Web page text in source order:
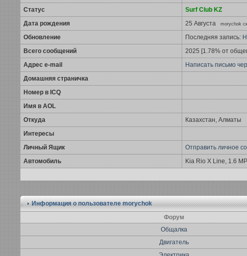
Статус
Surf Club KZ
Дата рождения
25 Августа morychok
Обновление Последняя запись:
Всего сообщений
2025 [1.78% от
Адрес e-mail
Написать письмо
Домашняя страничка
Номер в ICQ
Имя в AOL
Откуда
Казахстан, Алматы
Интересы
Личный Ящик
Отправить личное
Автомобиль
Kia Rio X Line, 1.6
Информация о пользователеmorychok
Форум
Общалка
Двигатель